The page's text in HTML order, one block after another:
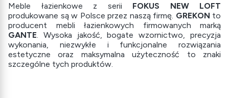
Meble łazienkowe z serii FOKUS NEW LOFT
produkowane są w Polsce przez naszą firmę. GREKON to
producent mebli łazienkowych firmowanych marką
GANTE. Wysoka jakość, bogate wzornictwo, precyzja
wykonania, niezwykłe i funkcjonalne rozwiązania
estetyczne oraz maksymalna użyteczność to znaki
szczególne tych produktów.